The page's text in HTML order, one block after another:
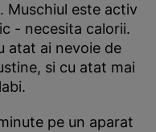
Muschiul este activ
- necesita calorii.
atat ai nevoie de
si cu atat mai
pe un aparat